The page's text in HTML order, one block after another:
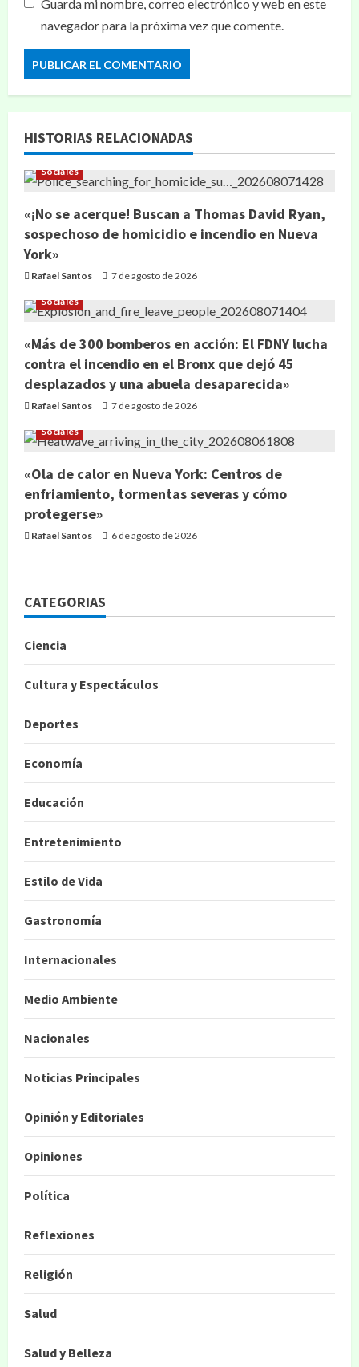
Guarda mi nombre, correo electrónico y web en este
navegador para la próxima vez que comente.
HISTORIAS RELACIONADAS
Sociales
«¡No se acerque! Buscan a Thomas David Ryan,
sospechoso de homicidio e incendio en Nueva
York»
Rafael Santos 7 de agosto de 2026
Sociales
«Más de 300 bomberos en acción: El FDNY lucha
contra el incendio en el Bronx que dejó 45
desplazados y una abuela desaparecida»
Rafael Santos 7 de agosto de 2026
Sociales
«Ola de calor en Nueva York: Centros de
enfriamiento, tormentas severas y cómo
protegerse»
Rafael Santos 6 de agosto de 2026
CATEGORIAS
Ciencia
Cultura y Espectáculos
Deportes
Economía
Educación
Entretenimiento
Estilo de Vida
Gastronomía
Internacionales
Medio Ambiente
Nacionales
Noticias Principales
Opinión y Editoriales
Opiniones
Política
Reflexiones
Religión
Salud
Salud y Belleza